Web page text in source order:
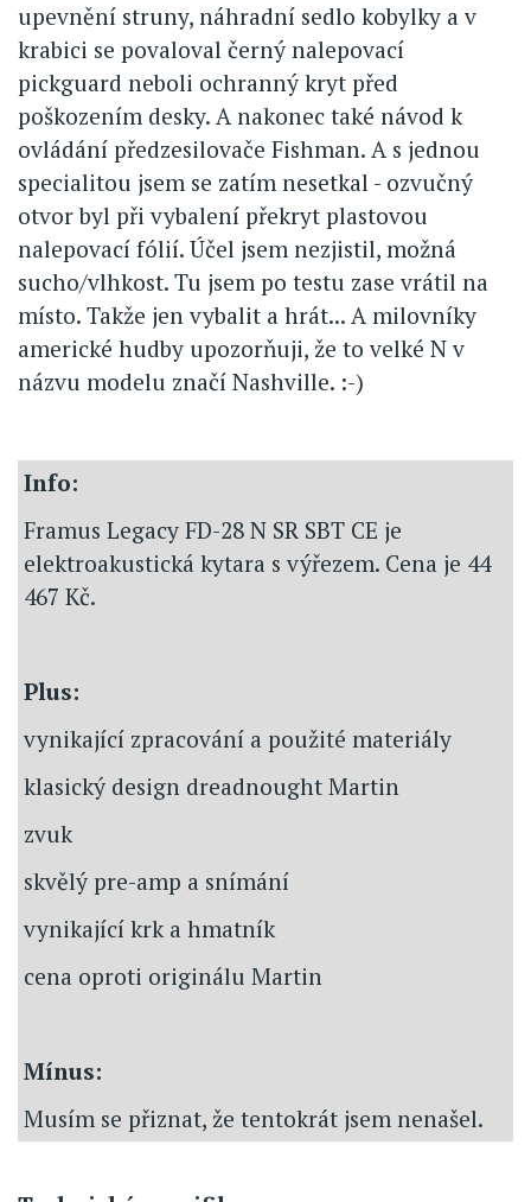
upevnění struny, náhradní sedlo kobylky a v
krabici se povaloval černý nalepovací
pickguard neboli ochranný kryt před
poškozením desky. A nakonec také návod k
ovládání předzesilovače Fishman. A s jednou
specialitou jsem se zatím nesetkal - ozvučný
otvor byl při vybalení překryt plastovou
nalepovací fólií. Účel jsem nezjistil, možná
sucho/vlhkost. Tu jsem po testu zase vrátil na
místo. Takže jen vybalit a hrát... A milovníky
americké hudby upozorňuji, že to velké N v
názvu modelu značí Nashville. :-)
Info:
Framus Legacy FD-28 N SR SBT CE je
elektroakustická kytara s výřezem. Cena je 44
467 Kč.
Plus:
vynikající zpracování a použité materiály
klasický design dreadnought Martin
zvuk
skvělý pre-amp a snímání
vynikající krk a hmatník
cena oproti originálu Martin
Mínus:
Musím se přiznat, že tentokrát jsem nenašel.